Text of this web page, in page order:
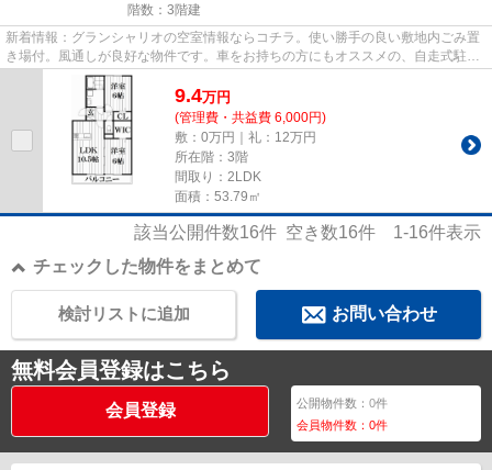
階数：3階建
新着情報：グランシャリオの空室情報ならコチラ。使い勝手の良い敷地内ごみ置
き場付。風通しが良好な物件です。車をお持ちの方にもオススメの、自走式駐車
場を利用できる物件です。で...
9.4万円
(管理費・共益費 6,000円)
敷：0万円｜礼：12万円
所在階：3階
間取り：2LDK
面積：53.79㎡
該当公開件数16件 空き数16件 1-16件表示
チェックした物件をまとめて
お問い合わせ
検討リストに追加
無料会員登録はこちら
会員登録 公開物件数：0件
会員物件数：0件